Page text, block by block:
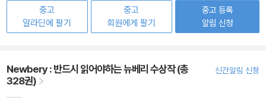
중고
알라딘에 팔기
중고
회원에게 팔기
중고 등록
알림 신청
Newbery : 반드시 읽어야하는 뉴베리 수상작 (총
328권)
신간알림 신청